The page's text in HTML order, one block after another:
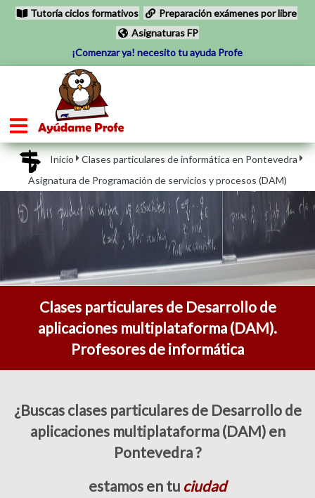
Tutoría ciclos formativos
Preparación exámenes por libre
Asignaturas FP
¡Comenzar ya! necesito tu ayuda Profe
Inicio
Clases particulares de informática en Pontevedra
Asignatura de Programación de servicios y procesos (DAM)
Clases particulares de Desarrollo de
aplicaciones multiplataforma (DAM).
Profesores de informática
¿Buscas clases particulares de Desarrollo de
aplicaciones multiplataforma (DAM) en
Pontevedra ?
estamos en tu ciudad